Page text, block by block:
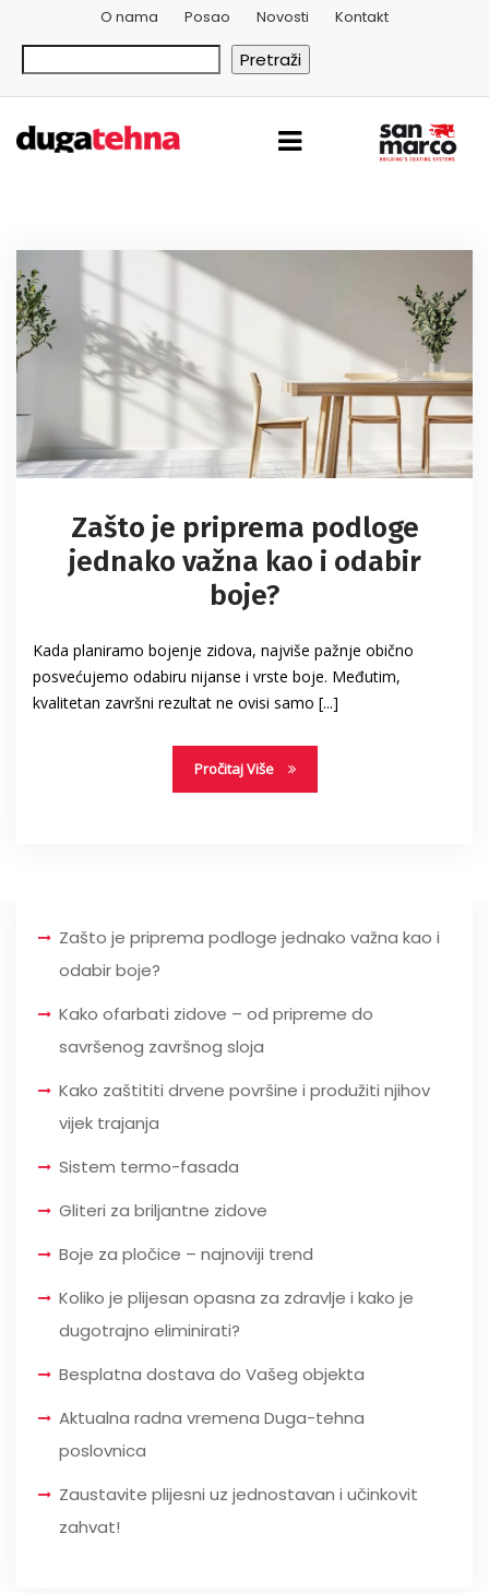
O nama Posao Novosti Kontakt
Pretraži
Zašto je priprema podloge
jednako važna kao i odabir
boje?
Kada planiramo bojenje zidova, najviše pažnje obično
posvećujemo odabiru nijanse i vrste boje. Međutim,
kvalitetan završni rezultat ne ovisi samo [...]
Pročitaj Više
Zašto je priprema podloge jednako važna kao i
odabir boje?
Kako ofarbati zidove – od pripreme do
savršenog završnog sloja
Kako zaštititi drvene površine i produžiti njihov
vijek trajanja
Sistem termo-fasada
Gliteri za briljantne zidove
Boje za pločice – najnoviji trend
Koliko je plijesan opasna za zdravlje i kako je
dugotrajno eliminirati?
Besplatna dostava do Vašeg objekta
Aktualna radna vremena Duga-tehna
poslovnica
Zaustavite plijesni uz jednostavan i učinkovit
zahvat!